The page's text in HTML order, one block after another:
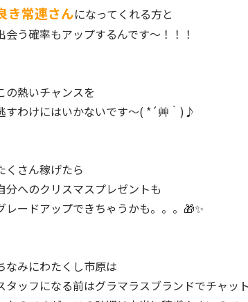
き常連さんになってくれる方と
会う確率もアップするんです～！！！
の熱いチャンスを
すわけにはいかないです～( *´艸｀)♪
くさん稼げたら
分へのクリスマスプレゼントも
レードアップできちゃうかも。。。🎁✨
なみにわたくし市原は
タッフになる前はグラマラスブランドでチャッ